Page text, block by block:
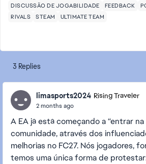
DISCUSSÃO DE JOGABILIDADE FEEDBACK
RIVALS
STEAM ULTIMATE TEAM
3 Replies
limasports2024 Rising Traveler
2 months ago
A EA já está começando a “entrar na
comunidade, através dos
melhorias no FC27. Nós jogadores,
temos uma única forma de